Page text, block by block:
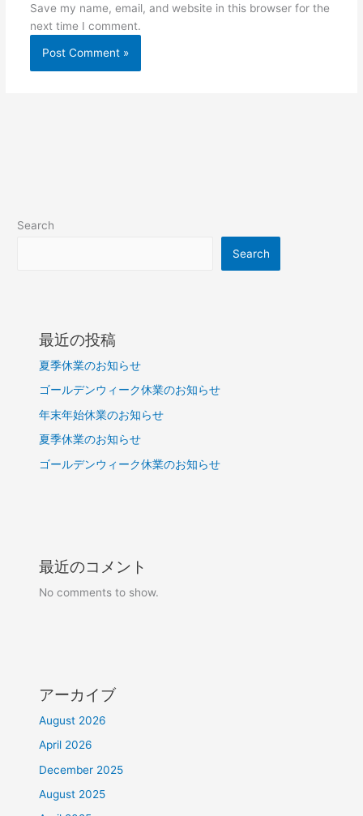
Save my name, email, and website in this browser for the
next time I comment.
Search
Search
最近の投稿
夏季休業のお知らせ
ゴールデンウィーク休業のお知らせ
年末年始休業のお知らせ
夏季休業のお知らせ
ゴールデンウィーク休業のお知らせ
最近のコメント
No comments to show.
アーカイブ
August 2026
April 2026
December 2025
August 2025